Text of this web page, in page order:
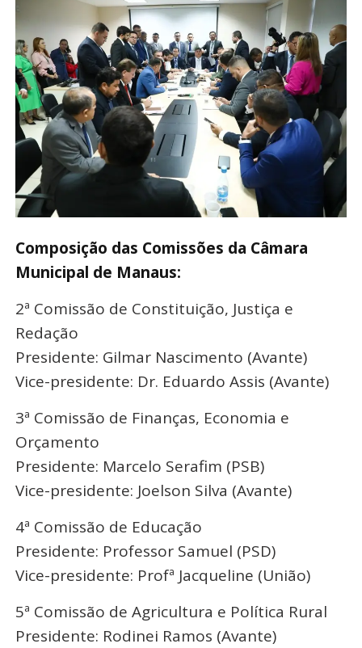
Composição das Comissões da Câmara
Municipal de Manaus:
2ª Comissão de Constituição, Justiça e
Redação
Presidente: Gilmar Nascimento (Avante)
Vice-presidente: Dr. Eduardo Assis (Avante)
3ª Comissão de Finanças, Economia e
Orçamento
Presidente: Marcelo Serafim (PSB)
Vice-presidente: Joelson Silva (Avante)
4ª Comissão de Educação
Presidente: Professor Samuel (PSD)
Vice-presidente: Profª Jacqueline (União)
5ª Comissão de Agricultura e Política Rural
Presidente: Rodinei Ramos (Avante)